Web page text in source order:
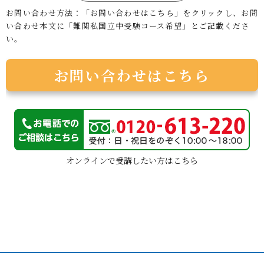
お問い合わせ方法：「お問い合わせはこちら」をクリックし、お問
い合わせ本文に「難関私国立中受験コース希望」とご記載くださ
い。
お問い合わせはこちら
オンラインで受講したい方はこちら